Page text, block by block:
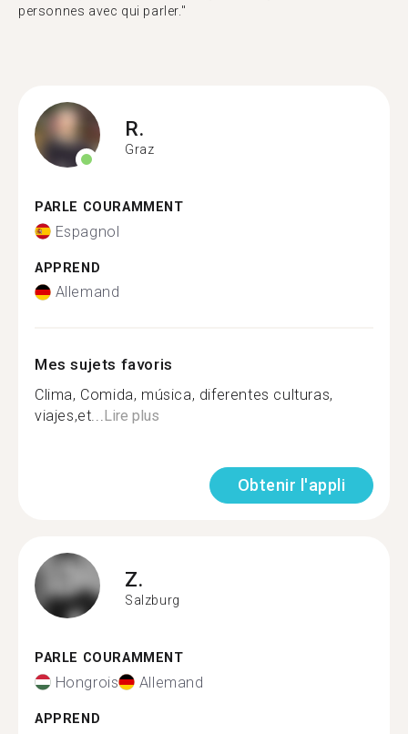
personnes avec qui parler."
R.
Graz
PARLE COURAMMENT
Espagnol
APPREND
Allemand
Mes sujets favoris
Clima, Comida, música, diferentes culturas,
viajes,et...Lire plus
Obtenir l'appli
Z.
Salzburg
PARLE COURAMMENT
Hongrois Allemand
APPREND